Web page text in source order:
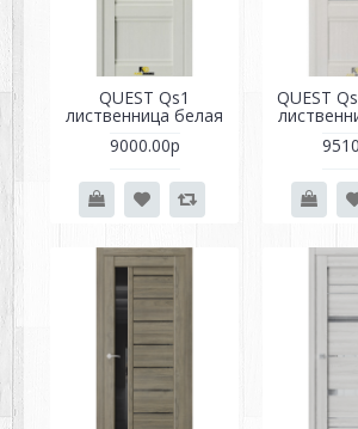
QUEST Qs1
лиственница белая
9000.00р
QUEST